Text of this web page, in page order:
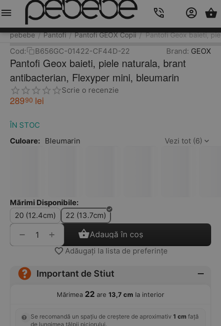
pebebe / Pantofi / Pantofi GEOX Copii / Pantofi Geox baieti,
Cod: B656GC-01422-CF44D-22 Brand: GEOX
Pantofi Geox baieti, piele naturala, brant
antibacterian, Flexyper mini, bleumarin
Scrie o recenzie
28990 lei
ÎN STOC
Culoare: Bleumarin Vezi tot (6)
Mărimi Disponibile:
20 (12.4cm)
22 (13.7cm)
+
− Adaugă în coș
Adăugați la lista de preferințe
Important de Stiut
Mărimea 22 are 13,7 cm la interior
Se recomandă un spațiu de creștere de aproximativ 1 cm față
de lungimea tălpii piciorului.
Meniu Caută Cos